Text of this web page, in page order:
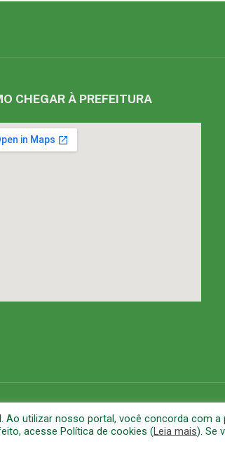
CHEGAR À PREFEITURA
Ao utilizar nosso portal, você concorda com a
acesse Política de cookies (Leia mais). Se